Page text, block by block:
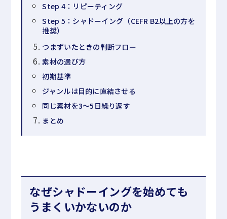
Step 4：リピーティング
Step 5：シャドーイング（CEFR B2以上の方を
推奨）
つまずいたときの判断フロー
素材の選び方
初期基準
ジャンルは目的に直結させる
同じ素材を3〜5日繰り返す
まとめ
なぜシャドーイングを始めても
うまくいかないのか